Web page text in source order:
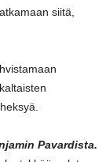
siitä,
Pavardista.